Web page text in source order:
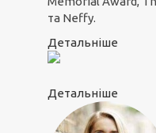
та Neffy.
Детальніше
Детальніше